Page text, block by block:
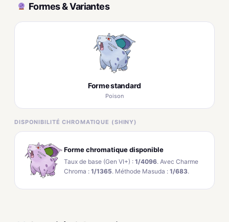
Formes & Variantes
Forme standard
Poison
DISPONIBILITÉ CHROMATIQUE (SHINY)
Forme chromatique disponible
Taux de base (Gen VI+) : 1/4096. Avec Charme
Chroma : 1/1365. Méthode Masuda : 1/683.